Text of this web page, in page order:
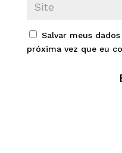
Salvar meus
próxima vez que eu